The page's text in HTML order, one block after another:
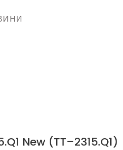
New (TT–2315.Q1)